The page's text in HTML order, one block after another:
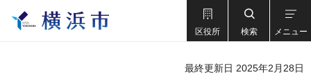
区役所 検索 メニュー
最終更新日 2025年2月28日